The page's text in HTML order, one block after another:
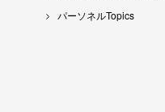
パーソネルTopics